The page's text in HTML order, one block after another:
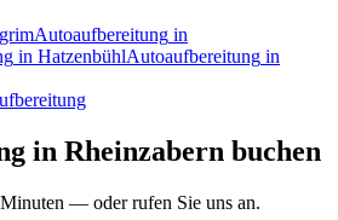
Autoaufbereitung in
in HatzenbühlAutoaufbereitung in
in Rheinzabern buchen
— oder rufen Sie uns an.